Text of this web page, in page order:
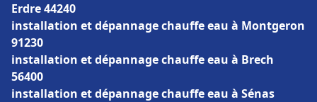
Erdre 44240
installation et dépannage chauffe eau à Montgeron
91230
installation et dépannage chauffe eau à Brech
56400
installation et dépannage chauffe eau à Sénas